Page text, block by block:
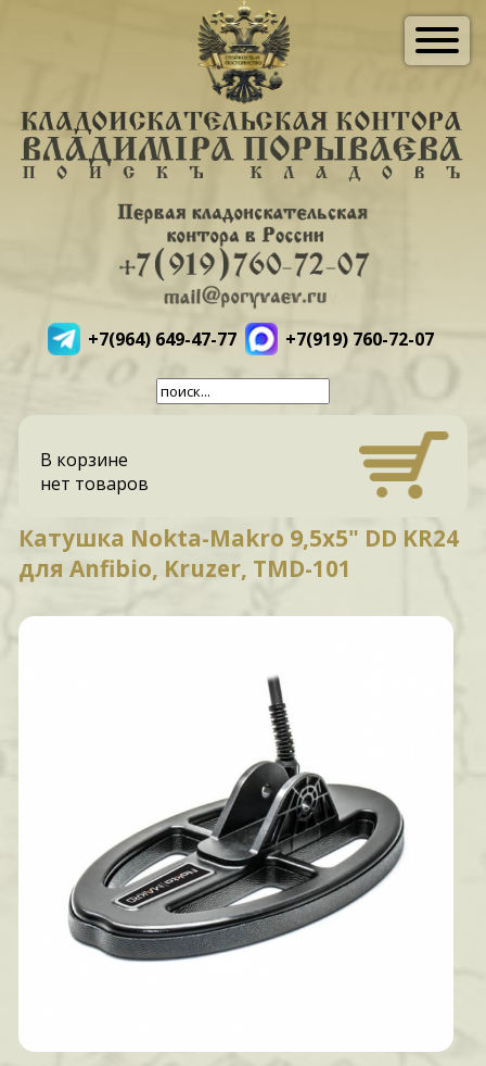
+7(964) 649-47-77 +7(919) 760-72-07
В корзине
нет товаров
Катушка Nokta-Makro 9,5x5" DD KR24
для Anfibio, Kruzer, TMD-101